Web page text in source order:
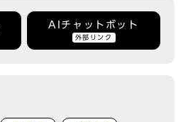
AIチャットボット
外部リンク